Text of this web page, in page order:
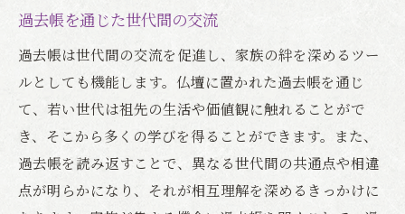
過去帳を通じた世代間の交流
過去帳は世代間の交流を促進し、家族の絆を深めるツー
ルとしても機能します。仏壇に置かれた過去帳を通じ
て、若い世代は祖先の生活や価値観に触れることがで
き、そこから多くの学びを得ることができます。また、
過去帳を読み返すことで、異なる世代間の共通点や相違
点が明らかになり、それが相互理解を深めるきっかけに